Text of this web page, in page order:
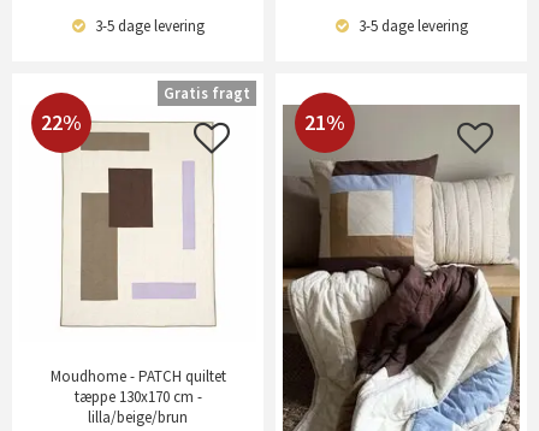
3-5 dagelevering 3-5 dagelevering
22%
Moudhome - PATCH quiltet
tæppe 130x170 cm -
lilla/beige/brun
Gratis fragt
21%